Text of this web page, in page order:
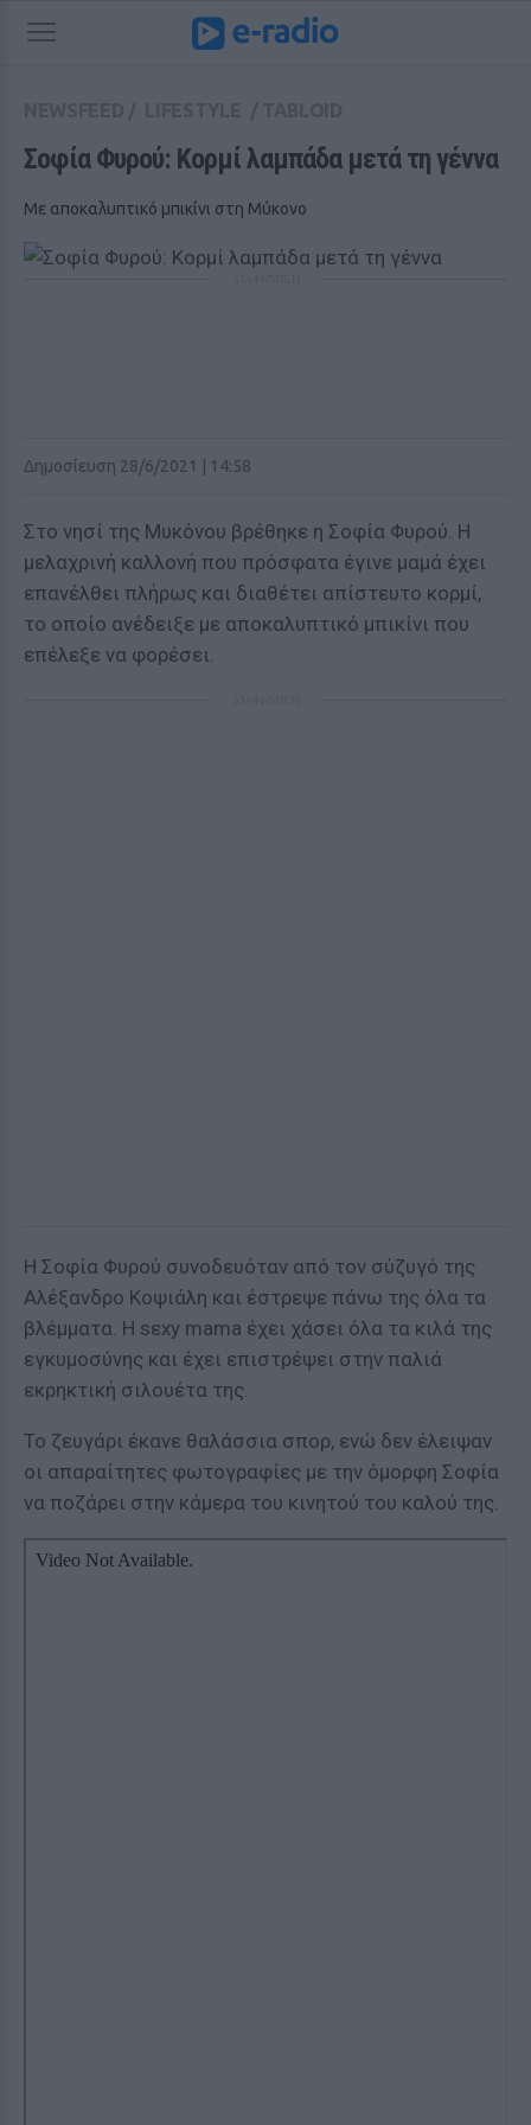
Σοφία Φυρού: Κορμί λαμπάδα μετά τη γέννα
Με αποκαλυπτικό μπικίνι στη Μύκονο
Δημοσίευση 28/6/2021 | 14:58
Στο νησί της Μυκόνου βρέθηκε η Σοφία Φυρού. Η
μελαχρινή καλλονή που πρόσφατα έγινε μαμά έχει
επανέλθει πλήρως και διαθέτει απίστευτο κορμί,
το οποίο ανέδειξε με αποκαλυπτικό μπικίνι που
επέλεξε να φορέσει.
Η Σοφία Φυρού συνοδευόταν από τον σύζυγό της
Αλέξανδρο Κοψιάλη και έστρεψε πάνω της όλα τα
βλέμματα. Η sεxy mama έχει χάσει όλα τα κιλά της
εγκυμοσύνης και έχει επιστρέψει στην παλιά
εκρηκτική σιλουέτα της.
Το ζευγάρι έκανε θαλάσσια σπορ, ενώ δεν έλειψαν
οι απαραίτητες φωτογραφίες με την όμορφη Σοφία
να ποζάρει στην κάμερα του κινητού του καλού της.